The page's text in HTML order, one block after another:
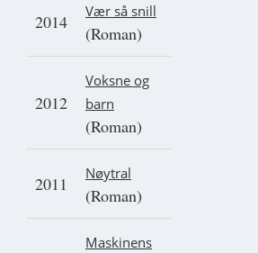
2014 Vær så snill
(Roman)
2012
Voksne og
barn
(Roman)
2011 Nøytral
(Roman)
Maskinens